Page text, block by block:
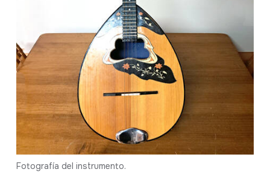
Fotografía del instrumento.